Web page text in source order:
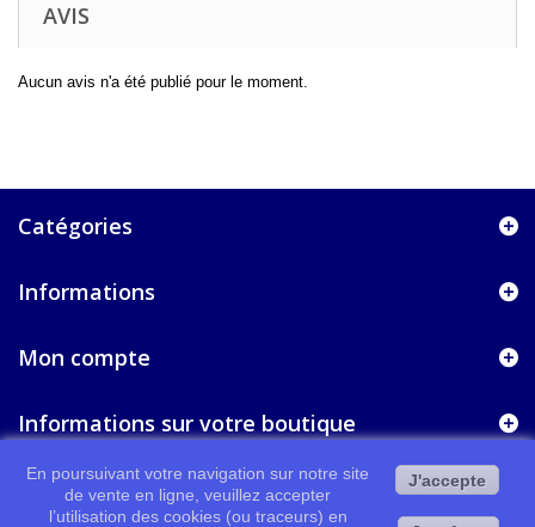
AVIS
Aucun avis n'a été publié pour le moment.
Catégories
Informations
Mon compte
Informations sur votre boutique
En poursuivant votre navigation sur notre site
de vente en ligne, veuillez accepter
l’utilisation des cookies (ou traceurs) en
J'accepte